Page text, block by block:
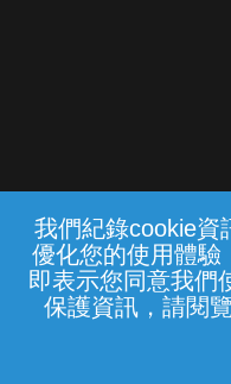
我們紀錄cookie資
優化您的使用體驗
即表示您同意我們
保護資訊，請閱
常見問題 線上客服
中華電信股份
(統一編號